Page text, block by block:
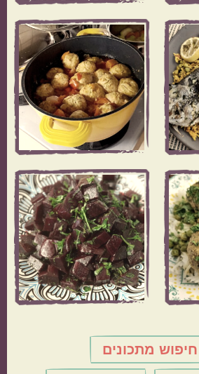
חיפוש מתכונים